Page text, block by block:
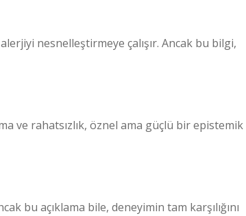
nesnelleştirmeye çalışır. Ancak bu bilgi,
ve rahatsızlık, öznel ama güçlü bir epistemik
bu açıklama bile, deneyimin tam karşılığını